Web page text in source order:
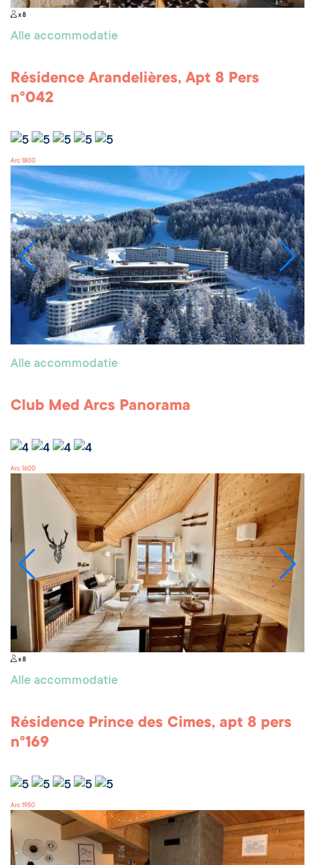
x 8
Alle accommodatie
Résidence Arandelières, Apt 8 Pers
n°042
Arc 1800
Alle accommodatie
Club Med Arcs Panorama
Arc 1600
x 8
Alle accommodatie
Résidence Prince des Cimes, apt 8 pers
n°169
Arc 1950